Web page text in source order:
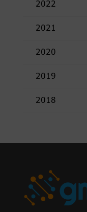
2022
2021
2020
2019
2018